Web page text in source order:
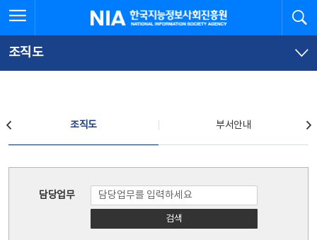
문
로
가
체
뉴
바
가
한국지능정보사회진흥원
조직도
조직도 부서안내
담당업무
검색